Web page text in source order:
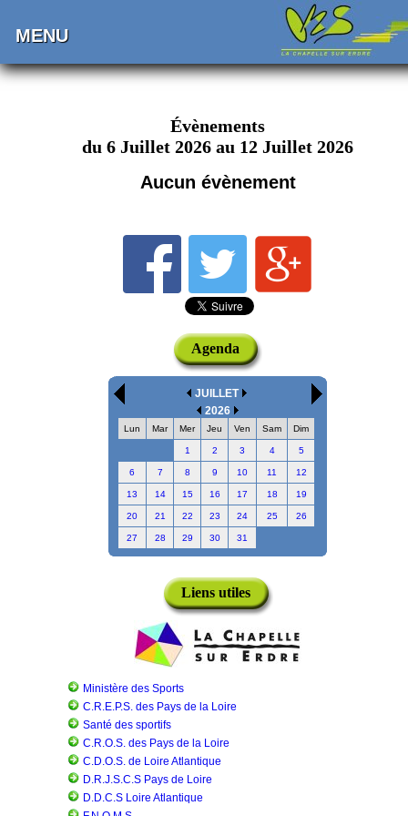
MENU
Évènements
du 6 Juillet 2026 au 12 Juillet 2026
Aucun évènement
Agenda
JUILLET
2026
Lun Mar Mer Jeu Ven Sam Dim
1 2 3 4 5
6 7 8 9 10 11 12
13 14 15 16 17 18 19
20 21 22 23 24 25 26
27 28 29 30 31
Liens utiles
Ministère des Sports
C.R.E.P.S. des Pays de la Loire
Santé des sportifs
C.R.O.S. des Pays de la Loire
C.D.O.S. de Loire Atlantique
D.R.J.S.C.S Pays de Loire
D.D.C.S Loire Atlantique